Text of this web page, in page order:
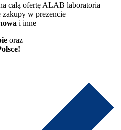
całą ofertę ALAB laboratoria
zakupy w prezencie
i inne
oraz